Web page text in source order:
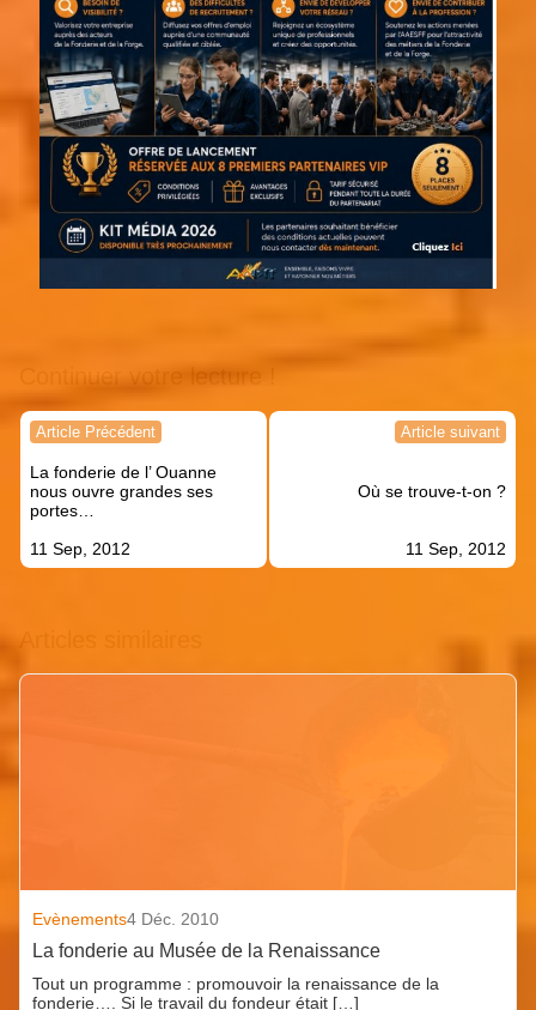
Continuer votre lecture !
Navigation
l’article
Article Précédent
La fonderie de l’ Ouanne
nous ouvre grandes ses
portes…
11 Sep, 2012
Article suivant
Où se trouve-t-on ?
11 Sep, 2012
Articles similaires
Evènements4 Déc. 2010
La fonderie au Musée de la Renaissance
Tout un programme : promouvoir la renaissance de la
fonderie…. Si le travail du fondeur était […]